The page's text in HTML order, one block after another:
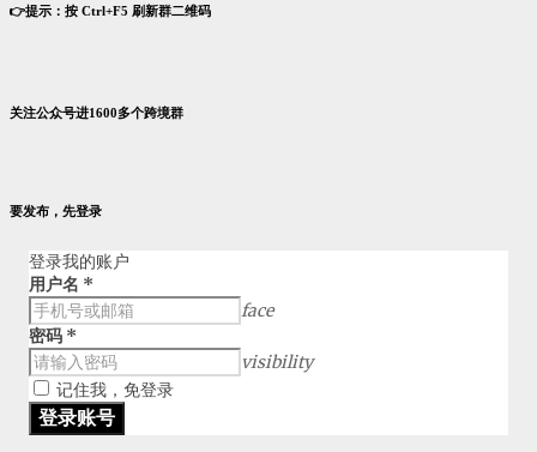
👉提示：按 Ctrl+F5 刷新群二维码
关注公众号进1600多个跨境群
要发布，先登录
登录我的账户
用户名 *
face
密码 *
visibility
记住我，免登录